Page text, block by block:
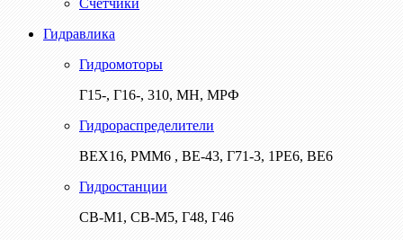
Счётчики
Гидравлика
Гидромоторы
Г15-, Г16-, 310, МН, МРФ
Гидрораспределители
ВЕХ16, РММ6 , ВЕ-43, Г71-3, 1РЕ6, ВЕ6
Гидростанции
СВ-М1, СВ-М5, Г48, Г46